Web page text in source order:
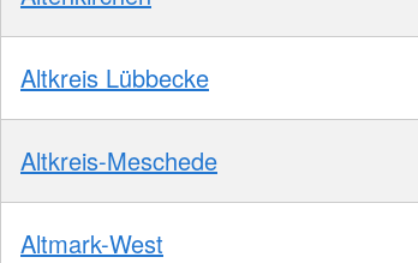
Altkreis Lübbecke
Altkreis-Meschede
Altmark-West